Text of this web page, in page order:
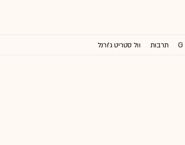
תרבות וול סטריט ג'ורנל